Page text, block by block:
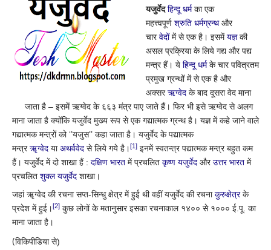
यजुर्वेद हिन्दू धर्मका एक
महत्त्वपूर्ण श्रुति धर्मग्रन्थऔर
चारवेदोंमें से एक है। इसमेंयज्ञकी
असल प्रक्रिया के लिये गद्य और पद्य
मन्त्र हैं। ये हिन्दू धर्मके चार पवित्रतम
प्रमुख ग्रन्थों में से एक है और
अक्सरऋग्वेद के बाद दूसरा वेद माना
जाता है – इसमें ऋग्वेद के ६६३ मंत्र पाए जाते हैं। फिर भी इसे ऋग्वेद से अलग
माना जाता है क्योंकि यजुर्वेद मुख्य रूप से एक गद्यात्मक ग्रन्थ है। यज्ञ में कहे जाने वाले
गद्यात्मक मन्त्रों को ‘’यजुस’’ कहा जाता है। यजुर्वेद के पद्यात्मक
मन्त्रॠग्वेद याअथर्ववेद से लिये गये है।[1] इनमें स्वतन्त्र पद्यात्मक मन्त्र बहुत कम
हैं। यजुर्वेद में दो शाखा हैं : दक्षिण भारत में प्रचलित कृष्ण यजुर्वेद औरउत्तर भारत में
प्रचलित शुक्ल यजुर्वेद शाखा।
जहां ॠग्वेद की रचना सप्त-सिन्धु क्षेत्र में हुई थी वहीं यजुर्वेद की रचनाकुरुक्षेत्रके
प्रदेश में हुई।[2] कुछ लोगों के मतानुसार इसका रचनाकाल १४०० से १००० ई.पू. का
माना जाता है।
(विकिपीडिया से)